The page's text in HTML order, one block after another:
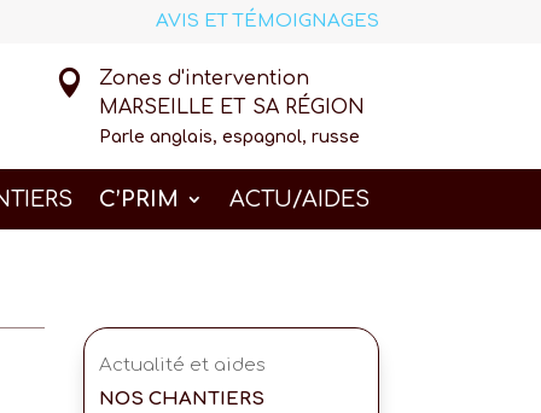
AVIS ET TÉMOIGNAGES

Zones d'intervention
MARSEILLE ET SA RÉGION
Parle anglais, espagnol, russe
C’PRIM ACTU/AIDES
Actualité et aides
NOS CHANTIERS